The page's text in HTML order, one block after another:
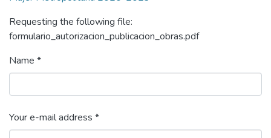
Requesting the following file:
formulario_autorizacion_publicacion_obras.pdf
Name *
Your e-mail address *